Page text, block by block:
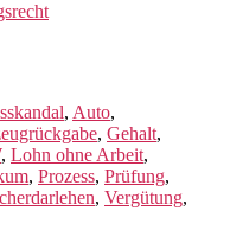
, Auto,
, Gehalt,
, Lohn ohne Arbeit,
, Prozess, Prüfung,
, Vergütung,